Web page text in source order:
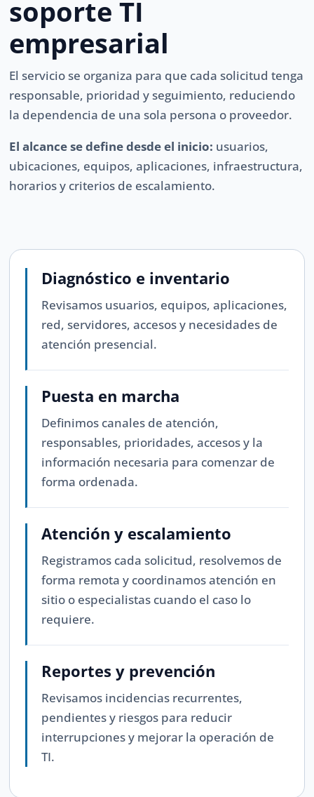
soporte TI
empresarial
El servicio se organiza para que cada solicitud tenga
responsable, prioridad y seguimiento, reduciendo
la dependencia de una sola persona o proveedor.
El alcance se define desde el inicio: usuarios,
ubicaciones, equipos, aplicaciones, infraestructura,
horarios y criterios de escalamiento.
Diagnóstico e inventario
Revisamos usuarios, equipos, aplicaciones,
red, servidores, accesos y necesidades de
atención presencial.
Puesta en marcha
Definimos canales de atención,
responsables, prioridades, accesos y la
información necesaria para comenzar de
forma ordenada.
Atención y escalamiento
Registramos cada solicitud, resolvemos de
forma remota y coordinamos atención en
sitio o especialistas cuando el caso lo
requiere.
Reportes y prevención
Revisamos incidencias recurrentes,
pendientes y riesgos para reducir
interrupciones y mejorar la operación de
TI.